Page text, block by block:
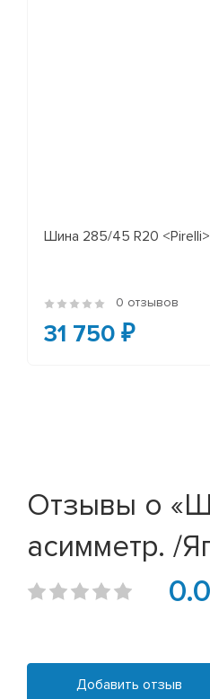
Шина 285/45 R20 <Pirelli>
0 отзывов
31 750 ₽
Отзывы о
асимметр. /
0.0
Добавить отзыв